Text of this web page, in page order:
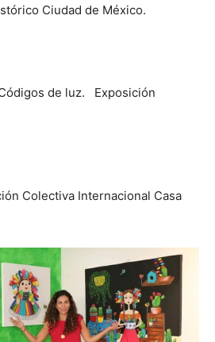
Ciudad de México.
de luz. Exposición
Colectiva Internacional Casa